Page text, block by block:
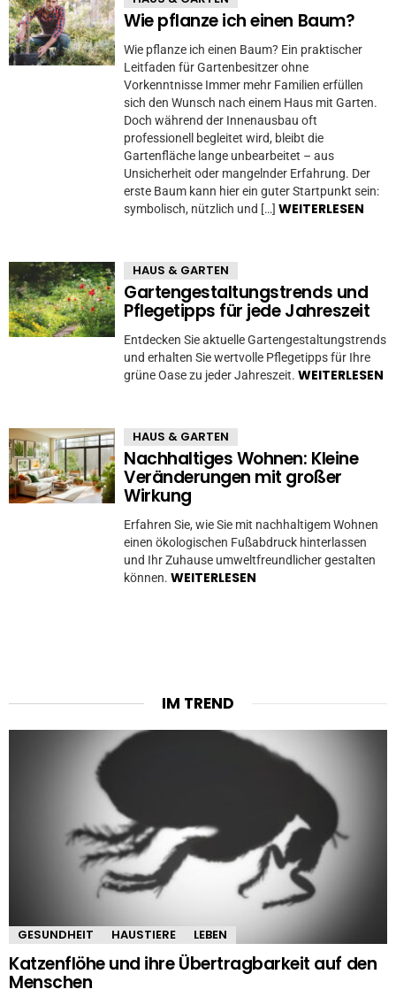
Wie pflanze ich einen Baum?
Wie pflanze ich einen Baum? Ein praktischer
Leitfaden für Gartenbesitzer ohne
Vorkenntnisse Immer mehr Familien erfüllen
sich den Wunsch nach einem Haus mit Garten.
Doch während der Innenausbau oft
professionell begleitet wird, bleibt die
Gartenfläche lange unbearbeitet – aus
Unsicherheit oder mangelnder Erfahrung. Der
erste Baum kann hier ein guter Startpunkt sein:
symbolisch, nützlich und […] WEITERLESEN
HAUS & GARTEN
Gartengestaltungstrends und
Pflegetipps für jede Jahreszeit
Entdecken Sie aktuelle Gartengestaltungstrends
und erhalten Sie wertvolle Pflegetipps für Ihre
grüne Oase zu jeder Jahreszeit. WEITERLESEN
HAUS & GARTEN
Nachhaltiges Wohnen: Kleine
Veränderungen mit großer
Wirkung
Erfahren Sie, wie Sie mit nachhaltigem Wohnen
einen ökologischen Fußabdruck hinterlassen
und Ihr Zuhause umweltfreundlicher gestalten
können. WEITERLESEN
IM TREND
GESUNDHEIT HAUSTIERE LEBEN
Katzenflöhe und ihre Übertragbarkeit auf den
Menschen